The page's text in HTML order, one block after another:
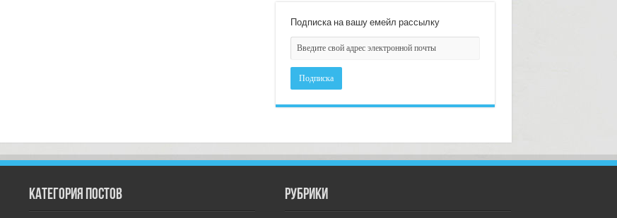
Подписка на вашу емейл рассылку
Категория постов РУбрики